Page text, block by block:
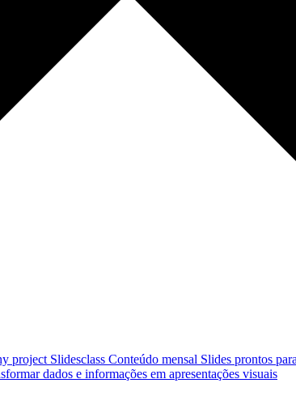
project Slidesclass Conteúdo mensal Slides prontos
dados e informações em apresentações visuais